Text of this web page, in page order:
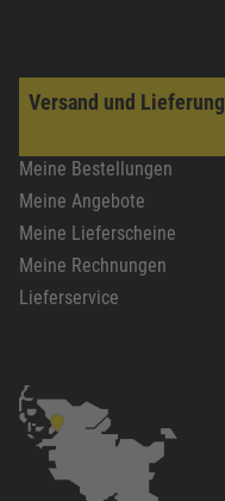
Versand und Lieferung
Meine Bestellungen
Meine Angebote
Meine Lieferscheine
Meine Rechnungen
Lieferservice